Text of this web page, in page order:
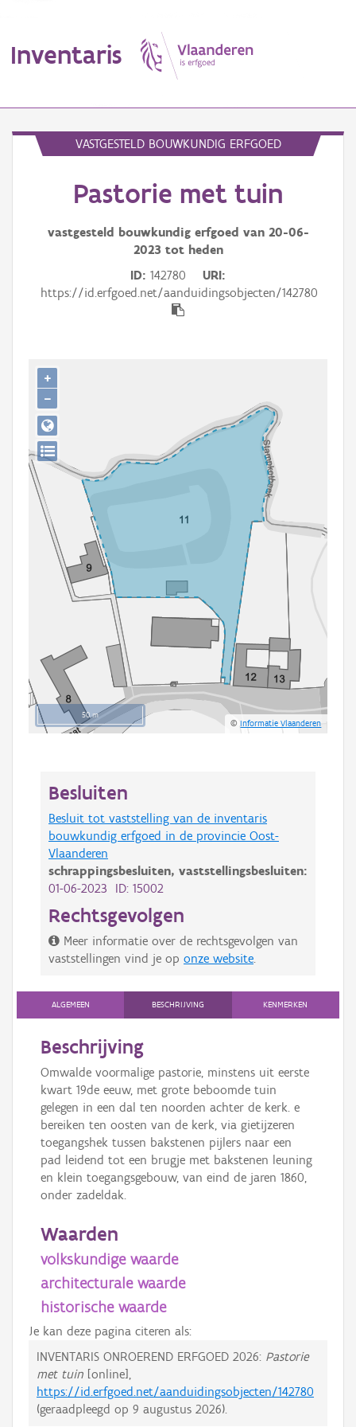
Inventaris
Erfgoedobject
Aanduidingsobject
Thema
Persoon of collectief
Downloads
Hergebruik
Aanmelden
VASTGESTELD BOUWKUNDIG ERFGOED
Pastorie met tuin
vastgesteld bouwkundig erfgoed van 20-06-
2023 tot heden
ID 142780
URI
https://id.erfgoed.net/aanduidingsobjecten/142780
50 m
©Informatie Vlaanderen
+
−
Besluiten
Besluit tot vaststelling van de inventaris
bouwkundig erfgoed in de provincie Oost-
Vlaanderen
schrappingsbesluiten, vaststellingsbesluiten:
01-06-2023 ID: 15002
Rechtsgevolgen
Meer informatie over de rechtsgevolgen van
vaststellingen vind je op onze website
ALGEMEEN BESCHRIJVING KENMERKEN
Beschrijving
Omwalde voormalige pastorie, minstens uit eerste
kwart 19de eeuw, met grote beboomde tuin
gelegen in een dal ten noorden achter de kerk. e
bereiken ten oosten van de kerk, via gietijzeren
toegangshek tussen bakstenen pijlers naar een
pad leidend tot een brugje met bakstenen leuning
en klein toegangsgebouw, van eind de jaren 1860,
onder zadeldak.
Waarden
volkskundige waarde
architecturale waarde
historische waarde
Je kan deze pagina citeren als:
INVENTARIS ONROEREND ERFGOED 2026: Pastorie
met tuin [online],
https://id.erfgoed.net/aanduidingsobjecten/142780
(geraadpleegd op 9 augustus 2026).